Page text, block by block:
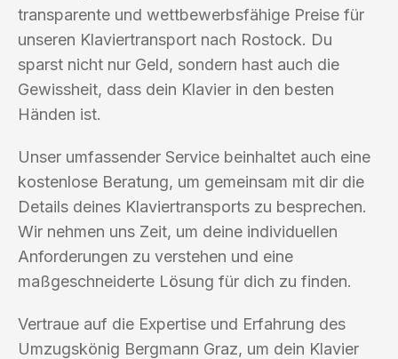
transparente und wettbewerbsfähige Preise für
unseren Klaviertransport nach Rostock. Du
sparst nicht nur Geld, sondern hast auch die
Gewissheit, dass dein Klavier in den besten
Händen ist.
Unser umfassender Service beinhaltet auch eine
kostenlose Beratung, um gemeinsam mit dir die
Details deines Klaviertransports zu besprechen.
Wir nehmen uns Zeit, um deine individuellen
Anforderungen zu verstehen und eine
maßgeschneiderte Lösung für dich zu finden.
Vertraue auf die Expertise und Erfahrung des
Umzugskönig Bergmann Graz, um dein Klavier